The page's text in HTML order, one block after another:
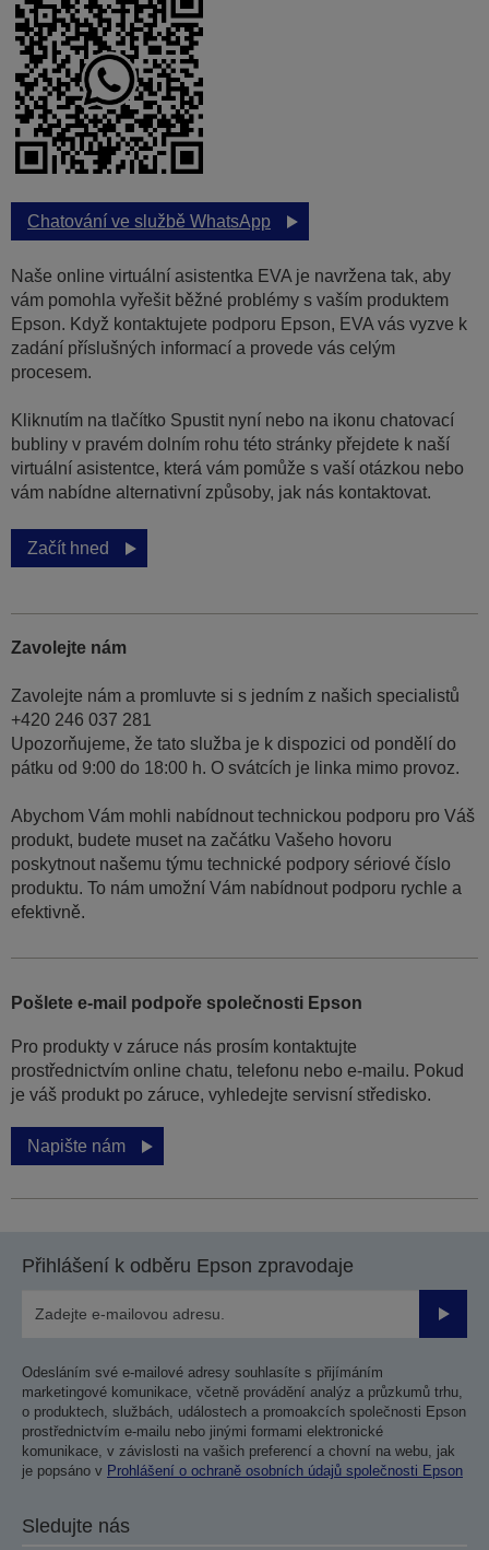
Chatování ve službě WhatsApp
Naše online virtuální asistentka EVA je navržena tak, aby
vám pomohla vyřešit běžné problémy s vaším produktem
Epson. Když kontaktujete podporu Epson, EVA vás vyzve k
zadání příslušných informací a provede vás celým
procesem.
Kliknutím na tlačítko Spustit nyní nebo na ikonu chatovací
bubliny v pravém dolním rohu této stránky přejdete k naší
virtuální asistentce, která vám pomůže s vaší otázkou nebo
vám nabídne alternativní způsoby, jak nás kontaktovat.
Začít hned
Zavolejte nám
Zavolejte nám a promluvte si s jedním z našich specialistů
+420 246 037 281
Upozorňujeme, že tato služba je k dispozici od pondělí do
pátku od 9:00 do 18:00 h. O svátcích je linka mimo provoz.
Abychom Vám mohli nabídnout technickou podporu pro Váš
produkt, budete muset na začátku Vašeho hovoru
poskytnout našemu týmu technické podpory sériové číslo
produktu. To nám umožní Vám nabídnout podporu rychle a
efektivně.
Pošlete e-mail podpoře společnosti Epson
Pro produkty v záruce nás prosím kontaktujte
prostřednictvím online chatu, telefonu nebo e-mailu. Pokud
je váš produkt po záruce, vyhledejte servisní středisko.
Napište nám
Přihlášení k odběru Epson zpravodaje
Odesláním své e-mailové adresy souhlasíte s přijímáním
marketingové komunikace, včetně provádění analýz a průzkumů trhu,
o produktech, službách, událostech a promoakcích společnosti Epson
prostřednictvím e-mailu nebo jinými formami elektronické
komunikace, v závislosti na vašich preferencí a chovní na webu, jak
je popsáno v Prohlášení o ochraně osobních údajů společnosti Epson
Sledujte nás